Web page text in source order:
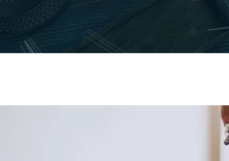
INBORN CODE
自然療法
工作坊